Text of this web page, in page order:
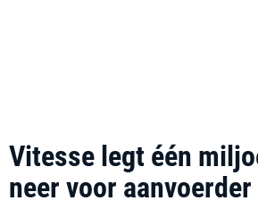
Vitesse legt één
neer voor aanvoerder